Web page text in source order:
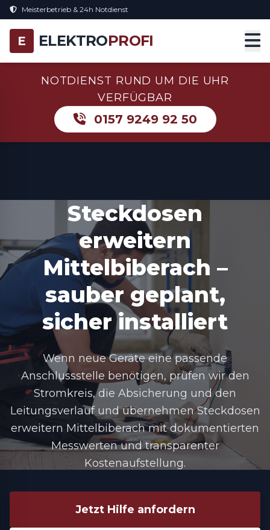
Meisterbetrieb & 24h Notdienst
E ELEKTROPROFI
NOTDIENST RUND UM DIE UHR
VERFÜGBAR
0157 9249 92 50
Steckdosen
erweitern
Mittelbiberach –
sauber geplant,
sicher installiert
Wenn neue Geräte eine passende
Anschlussstelle benötigen, prüfen wir den
Stromkreis, die Absicherung und den
Leitungsverlauf und übernehmen Steckdosen
erweitern Mittelbiberach mit dokumentierten
Messwerten und transparenter
Kostenaufstellung.
Jetzt Hilfe anfordern